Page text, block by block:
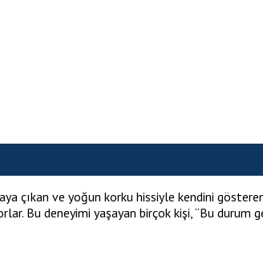
çıkan ve yoğun korku hissiyle kendini
Bu deneyimi yaşayan birçok kişi, “Bu durum